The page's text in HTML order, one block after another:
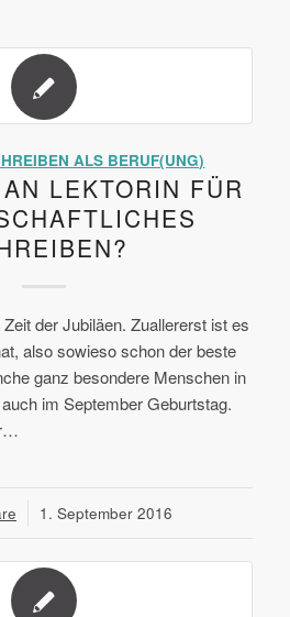
ALS BERUF(UNG)
LEKTORIN FÜR
der Jubiläen. Zuallererst ist es
also sowieso schon der beste
ganz besondere Menschen in
im September Geburtstag.
1. September 2016